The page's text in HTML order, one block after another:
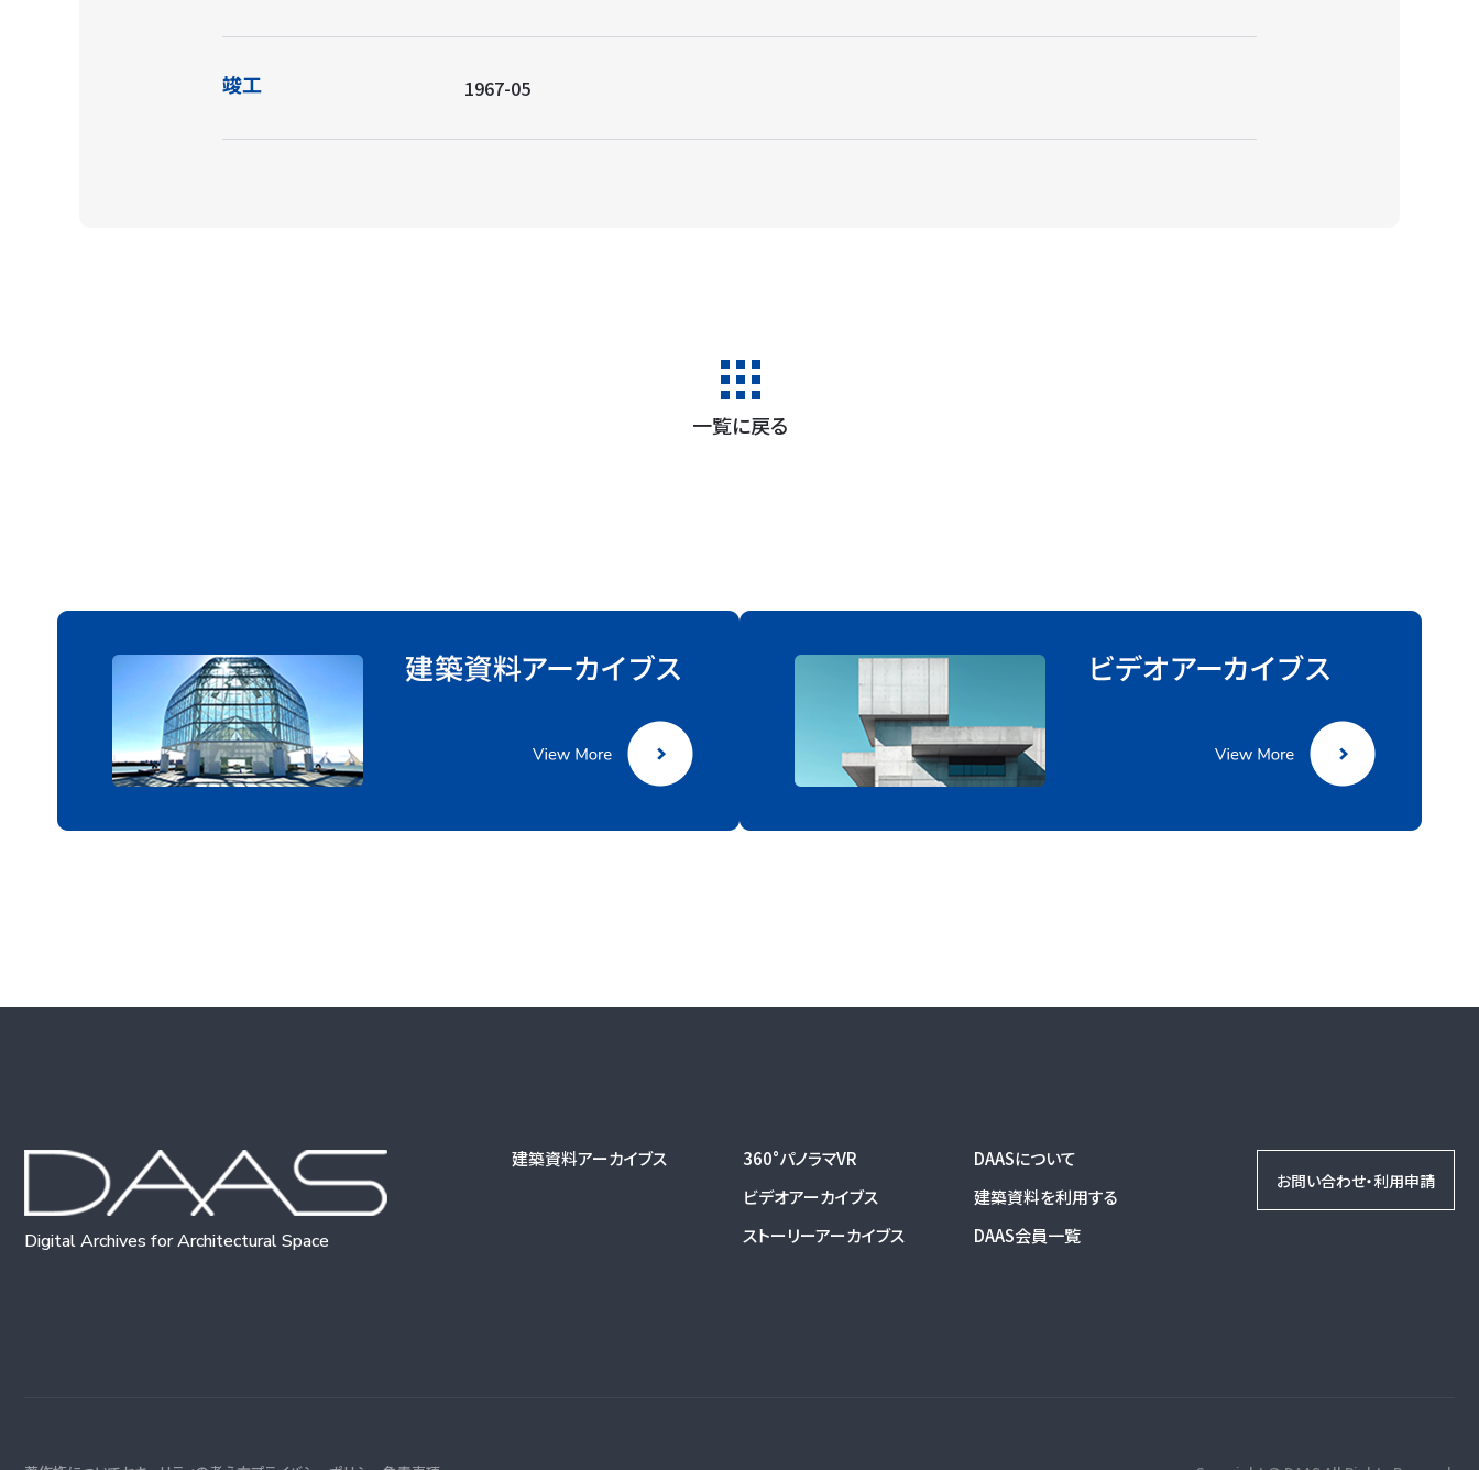
竣工 1967-05
一覧に戻る
Digital Archives for Architectural Space
建築資料アーカイブス
360°パノラマVR
ビデオアーカイブス
ストーリーアーカイブス
DAASについて
建築資料を利用する
DAAS会員一覧
お問い合わせ・利用申請